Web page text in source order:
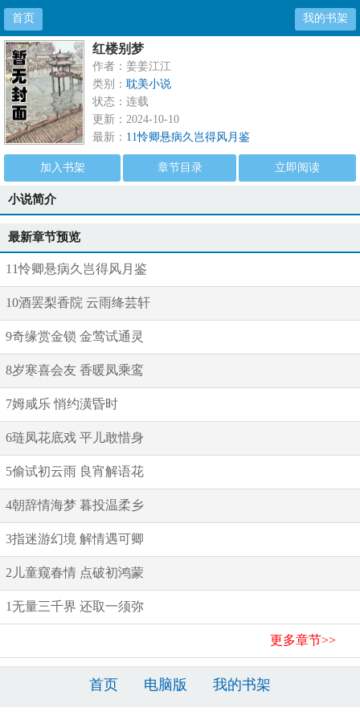
首页 我的书架
红楼别梦
作者：姜姜江江
类别： 耽美小说
状态：连载
更新：2024-10-10
最新： 11怜卿悬病久岂得风月鉴
加入书架 章节目录 立即阅读
小说简介
最新章节预览
11怜卿悬病久岂得风月鉴
10酒罢梨香院 云雨绛芸轩
9奇缘赏金锁 金莺试通灵
8岁寒喜会友 香暖凤乘鸾
7姆咸乐 悄约潢昏时
6琏凤花底戏 平儿敢惜身
5偷试初云雨 良宵解语花
4朝辞情海梦 暮投温柔乡
3指迷游幻境 解情遇可卿
2儿童窥春情 点破初鸿蒙
1无量三千界 还取一须弥
更多章节>>
首页 电脑版 我的书架